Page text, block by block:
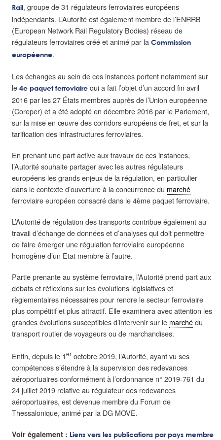
Rail , groupe de 31 régulateurs ferroviaires européens
indépendants. L’Autorité est également membre de l’ENRRB
(European Network Rail Regulatory Bodies) réseau de
régulateurs ferroviaires créé et animé par la Commission
européenne.
Les échanges au sein de ces instances portent notamment sur
le 4e paquet ferroviaire qui a fait l’objet d’un accord fin avril
2016 par les 27 États membres auprès de l’Union européenne
(Coreper) et a été adopté en décembre 2016 par le Parlement,
sur la mise en œuvre des corridors européens de fret, et sur la
tarification des infrastructures ferroviaires.
En prenant une part active aux travaux de ces instances,
l’Autorité souhaite partager avec les autres régulateurs
européens les grands enjeux de la régulation, en particulier
dans le contexte d’ouverture à la concurrence du marché
ferroviaire européen consacré dans le 4ème paquet ferroviaire.
L’Autorité de régulation des transports contribue également au
travail d’échange de données et d’analyses qui doit permettre
de faire émerger une régulation ferroviaire européenne
homogène d’un Etat membre à l’autre.
Partie prenante au système ferroviaire, l’Autorité prend part aux
débats et réflexions sur les évolutions législatives et
règlementaires nécessaires pour rendre le secteur ferroviaire
plus compétitif et plus attractif. Elle examinera avec attention les
grandes évolutions susceptibles d’intervenir sur le marchédu
transport routier de voyageurs ou de marchandises.
Enfin, depuis le 1er octobre 2019, l’Autorité, ayant vu ses
compétences s’étendre à la supervision des redevances
aéroportuaires conformément à l’ordonnance n° 2019-761 du
24 juillet 2019 relative au régulateur des redevances
aéroportuaires, est devenue membre du Forum de
Thessalonique, animé par la DG MOVE.
Voir également : Liens vers les publications par pays membre